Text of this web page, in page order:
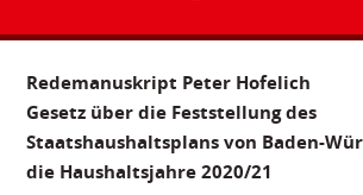
Redemanuskript Peter Hofelich
Gesetz über die Feststellung des
Staatshaushaltsplans von Baden-
die Haushaltsjahre 2020/21